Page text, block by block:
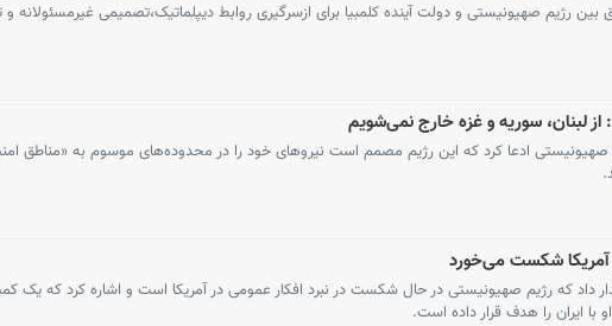
رژیم صهیونیستی و دولت آینده کلمبیا برای ازسرگیری روابط دیپلماتیک،‌تصمیمی غیرمسئولانه و
لبنان، سوریه و غزه خارج نمی‌شویم
صهیونیستی ادعا کرد که این رژیم مصمم است نیروهای خود را در محدوده‌های موسوم به «مناطق
آمریکا شکست می‌خورد
داد که رژیم صهیونیستی در حال شکست در نبرد افکار عمومی در آمریکا است و اشاره کرد که یک
با ایران را هدف قرار داده است.